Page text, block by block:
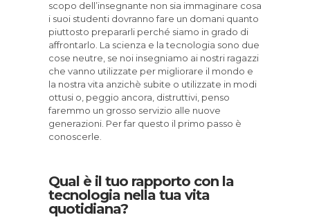
scopo dell’insegnante non sia immaginare cosa
i suoi studenti dovranno fare un domani quanto
piuttosto prepararli perché siamo in grado di
affrontarlo. La scienza e la tecnologia sono due
cose neutre, se noi insegniamo ai nostri ragazzi
che vanno utilizzate per migliorare il mondo e
la nostra vita anzichè subite o utilizzate in modi
ottusi o, peggio ancora, distruttivi, penso
faremmo un grosso servizio alle nuove
generazioni. Per far questo il primo passo è
conoscerle.
Qual è il tuo rapporto con la
tecnologia nella tua vita
quotidiana?